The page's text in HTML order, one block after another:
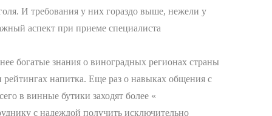
И требования у них гораздо выше, нежели у
аспект при приеме специалиста
богатые знания о виноградных регионах страны
напитка. Еще раз о навыках общения с
в винные бутики заходят более «
с надеждой получить исключительно